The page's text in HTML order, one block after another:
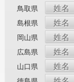
鳥取県 姓名
島根県 姓名
岡山県 姓名
広島県 姓名
山口県 姓名